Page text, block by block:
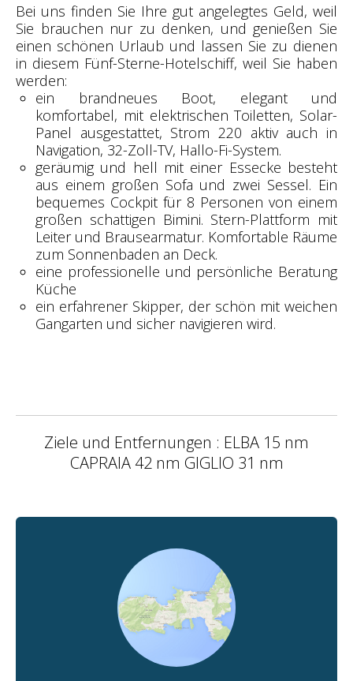
Bei uns finden Sie Ihre gut angelegtes Geld, weil
Sie brauchen nur zu denken, und genießen Sie
einen schönen Urlaub und lassen Sie zu dienen
in diesem Fünf-Sterne-Hotelschiff, weil Sie haben
werden:
ein brandneues Boot, elegant und
komfortabel, mit elektrischen Toiletten, Solar-
Panel ausgestattet, Strom 220 aktiv auch in
Navigation, 32-Zoll-TV, Hallo-Fi-System.
geräumig und hell mit einer Essecke besteht
aus einem großen Sofa und zwei Sessel. Ein
bequemes Cockpit für 8 Personen von einem
großen schattigen Bimini. Stern-Plattform mit
Leiter und Brausearmatur. Komfortable Räume
zum Sonnenbaden an Deck.
eine professionelle und persönliche Beratung
Küche
ein erfahrener Skipper, der schön mit weichen
Gangarten und sicher navigieren wird.
Ziele und Entfernungen : ELBA 15 nm
CAPRAIA 42 nm GIGLIO 31 nm